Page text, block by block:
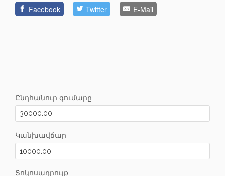
Facebook Twitter E-Mail
Ընդհանուր գումարը
Կանխավճար
Տոկոսադրույք